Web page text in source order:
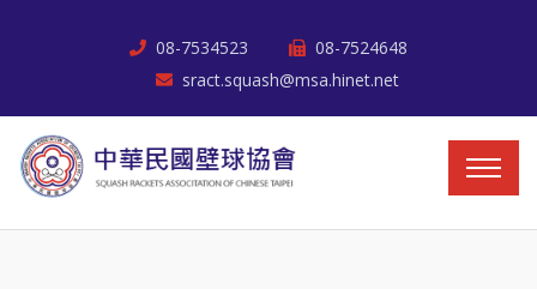
08-7534523
08-7524648
sract.squash@msa.hinet.net